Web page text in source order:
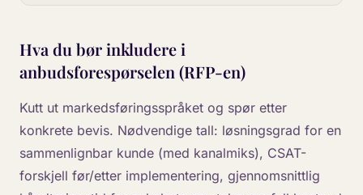
Hva du bør inkludere i
anbudsforespørselen (RFP-en)
Kutt ut markedsføringsspråket og spør etter
konkrete bevis. Nødvendige tall: løsningsgrad for en
sammenlignbar kunde (med kanalmiks), CSAT-
forskjell før/etter implementering, gjennomsnittlig